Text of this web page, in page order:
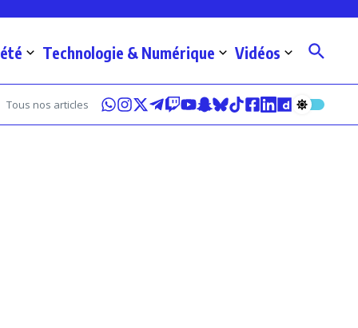
Technologie & Numérique Vidéos
Tous nos articles